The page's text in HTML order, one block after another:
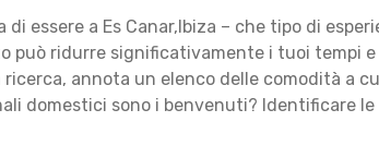
di essere a Es Canar,Ibiza – che tipo di
può ridurre significativamente i tuoi tempi
ricerca, annota un elenco delle comodità a
domestici sono i benvenuti? Identificare